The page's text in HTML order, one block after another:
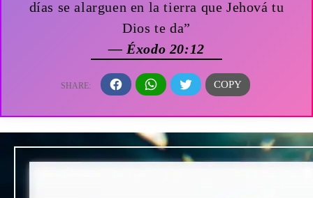
días se alarguen en la tierra que Jehová tu
Dios te da”
— Éxodo 20:12